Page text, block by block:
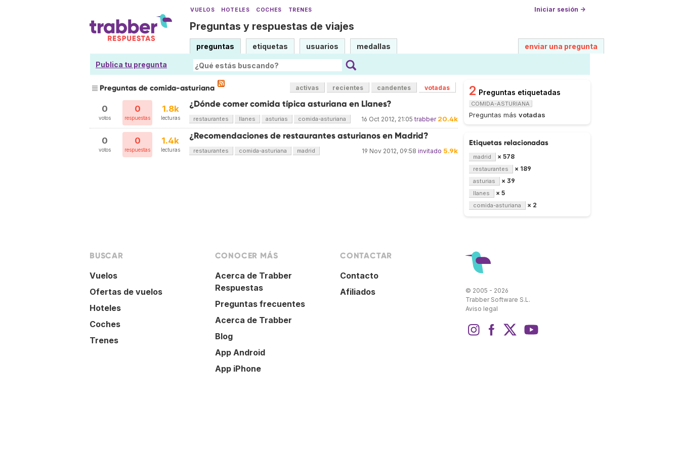
VUELOS HOTELES COCHES TRENES Iniciar sesión →
Preguntas y respuestas de viajes
preguntas etiquetas usuarios medallas enviar una pregunta
Publica tu pregunta
Preguntas de comida-asturiana activas recientes candentes votadas
0
votos
0
respuestas
1.8k
lecturas
¿Dónde comer comida típica asturiana en Llanes?
16 Oct 2012, 21:05 trabber 20.4k
restaurantes llanes asturias comida-asturiana
0
votos
0
respuestas
1.4k
lecturas
¿Recomendaciones de restaurantes asturianos en Madrid?
19 Nov 2012, 09:58 invitado 5.9k
restaurantes comida-asturiana madrid
2 Preguntas etiquetadas
COMIDA-ASTURIANA
Preguntas más votadas
Etiquetas relacionadas
madrid × 578
restaurantes × 189
asturias × 39
llanes × 5
comida-asturiana × 2
BUSCAR
Vuelos
Ofertas de vuelos
Hoteles
Coches
Trenes
CONOCER MÁS
Acerca de Trabber
Respuestas
Preguntas frecuentes
Acerca de Trabber
Blog
App Android
App iPhone
CONTACTAR
Contacto
Afiliados
© 2005 - 2026
Trabber Software S.L.
Aviso legal